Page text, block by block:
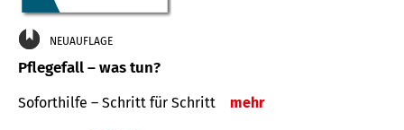
NEUAUFLAGE
Pflegefall – was tun?
Soforthilfe – Schritt für Schritt mehr